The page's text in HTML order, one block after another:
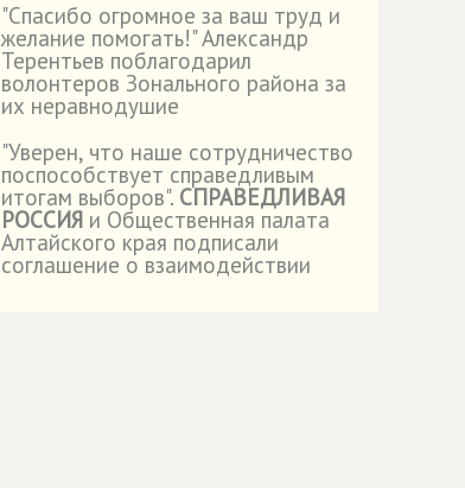
"Спасибо огромное за ваш труд и
желание помогать!" Александр
Терентьев поблагодарил
волонтеров Зонального района за
их неравнодушие
"Уверен, что наше сотрудничество
поспособствует справедливым
итогам выборов". СПРАВЕДЛИВАЯ
РОССИЯ и Общественная палата
Алтайского края подписали
соглашение о взаимодействии